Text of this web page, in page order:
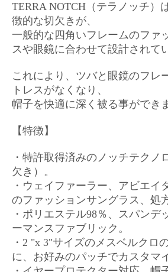
TERRA NOTCH（テラノッチ）
徴的な切欠きが、
一般的な四角いフレームのファ
スや眼鏡に合わせて設計されて
これにより、ツバと眼鏡のフレ
トレスがなくなり、
帽子を快適に深く被る事ができ
【特徴】
・特許取得済みのノッチテクノ
欠き）。
・ウェイファーラー、アビエイ
のファッションサングラス、処
・ポリエステル98％、スパンデ
ーマンスファブリック。
・2 "x 3"サイズのメスベルクロ
に、お好みのパッチでカスタマ